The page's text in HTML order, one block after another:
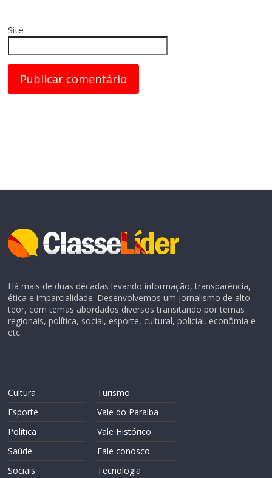
Site
Há mais de duas décadas levando informação, transparência,
ética e imparcialidade. Desenvolvemos um jornalismo de alto
teor, com temas abordados diversos transitando por temas
regionais, política, social, esporte, cultural, policial, econômia e
etc.
Cultura
Esporte
Política
Saúde
Sociais
Turismo
Vale do Paraíba
Vale Histórico
Fale conosco
Tecnologia